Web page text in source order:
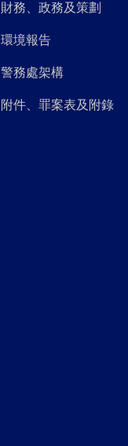
財務、政務及策劃
環境報告
警務處架構
附件、罪案表及附錄